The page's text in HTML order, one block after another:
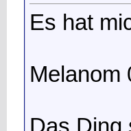
Es hat
Melanom
Das Ding